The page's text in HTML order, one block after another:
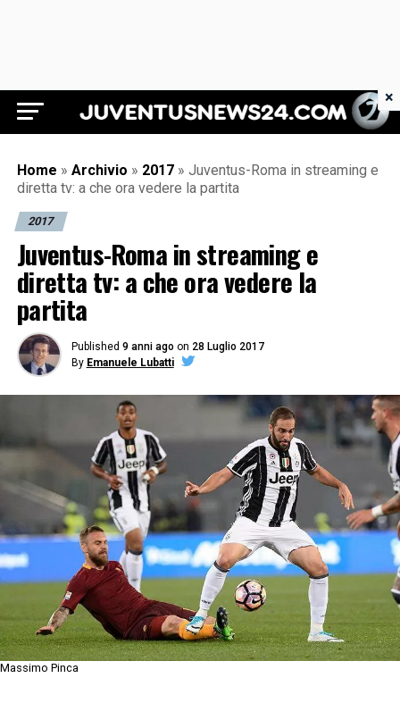
Juventus News 24
Home » Archivio » 2017 » Juventus-Roma in streaming e
diretta tv: a che ora vedere la partita
2017
Juventus-Roma in streaming e
diretta tv: a che ora vedere la
partita
Published 9 anni ago on 28 Luglio 2017
By Emanuele Lubatti
Massimo Pinca
×